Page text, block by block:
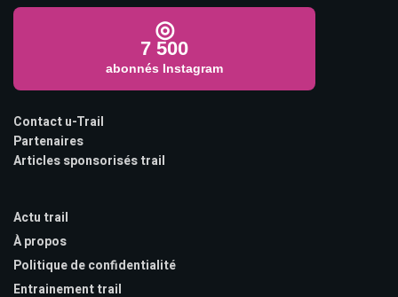
◎
7 500
abonnés Instagram
Contact u-Trail
Partenaires
Articles sponsorisés trail
Actu trail
À propos
Politique de confidentialité
Entrainement trail